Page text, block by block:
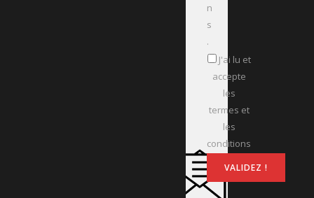
n
s
.
J'ai lu et
accepte
les
termes et
les
conditions